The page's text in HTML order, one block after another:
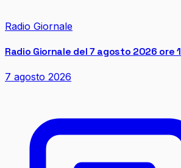
Radio Giornale
Radio Giornale del 7 agosto 2026 ore
7 agosto 2026